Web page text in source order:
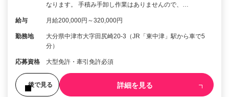
なります。 手積み手卸し作業はありませんので、…
給与 月給200,000円～320,000円
勤務地
大分県中津市大字田尻崎20-3（JR「東中津」駅から車で5
分）
応募資格 大型免許・牽引免許必須
後で見る 詳細を見る